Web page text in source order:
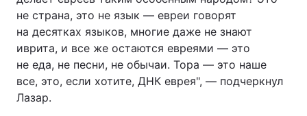
Техно і зв'язок Лайт
Зброя Інциденти
Туризм
Цікавинки
не страна, это не язык — евреи говорят
на десятках языков, многие даже не знают
иврита, и все же остаются евреями — это
не еда, не песни, не обычаи. Тора — это наше
все, это, если хотите, ДНК еврея", — подчеркнул
Лазар.